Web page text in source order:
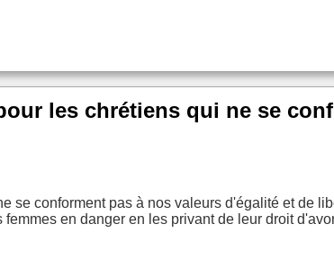
les chrétiens qui ne se
se conforment pas à nos valeurs d'égalité et de
en danger en les privant de leur droit